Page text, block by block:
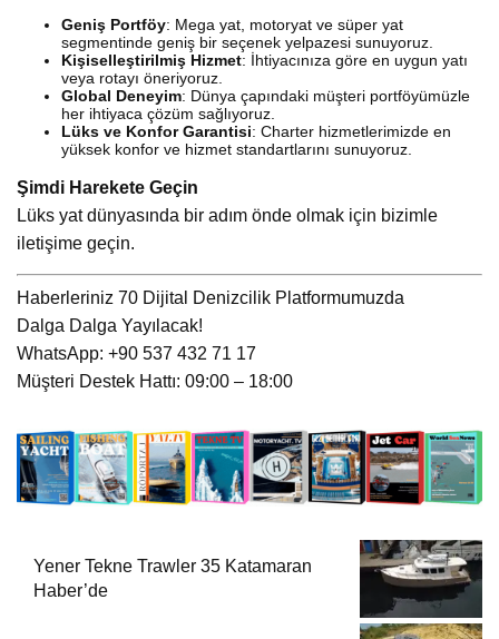
Geniş Portföy: Mega yat, motoryat ve süper yat
segmentinde geniş bir seçenek yelpazesi sunuyoruz.
Kişiselleştirilmiş Hizmet: İhtiyacınıza göre en uygun yatı
veya rotayı öneriyoruz.
Global Deneyim: Dünya çapındaki müşteri portföyümüzle
her ihtiyaca çözüm sağlıyoruz.
Lüks ve Konfor Garantisi: Charter hizmetlerimizde en
yüksek konfor ve hizmet standartlarını sunuyoruz.
Şimdi Harekete Geçin
Lüks yat dünyasında bir adım önde olmak için bizimle
iletişime geçin.
Haberleriniz 70 Dijital Denizcilik Platformumuzda
Dalga Dalga Yayılacak!
WhatsApp: +90 537 432 71 17
Müşteri Destek Hattı: 09:00 – 18:00
Yener Tekne Trawler 35 Katamaran
Haber’de